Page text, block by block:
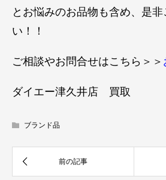
とお悩みのお品物も含め、是非
い！！
ご相談やお問合せはこちら＞＞
ダイエー津久井店 買取
ブランド品